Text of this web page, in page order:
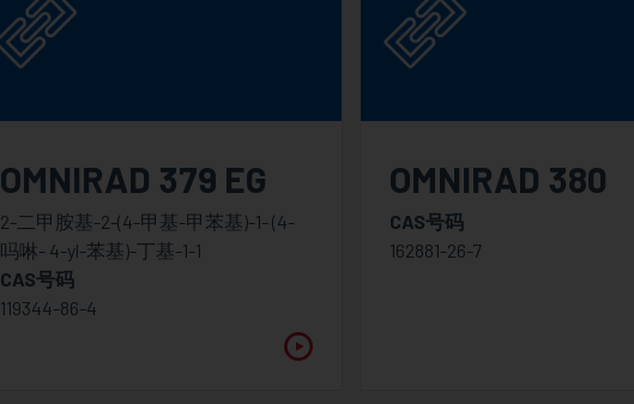
OMNIRAD 379 EG
2-二甲胺基-2-(4-甲基-甲苯基)-1- (4-
吗啉- 4-yl-苯基)-丁基-1-1
CAS号码
119344-86-4
OMNIRAD 380
CAS号码
162881-26-7